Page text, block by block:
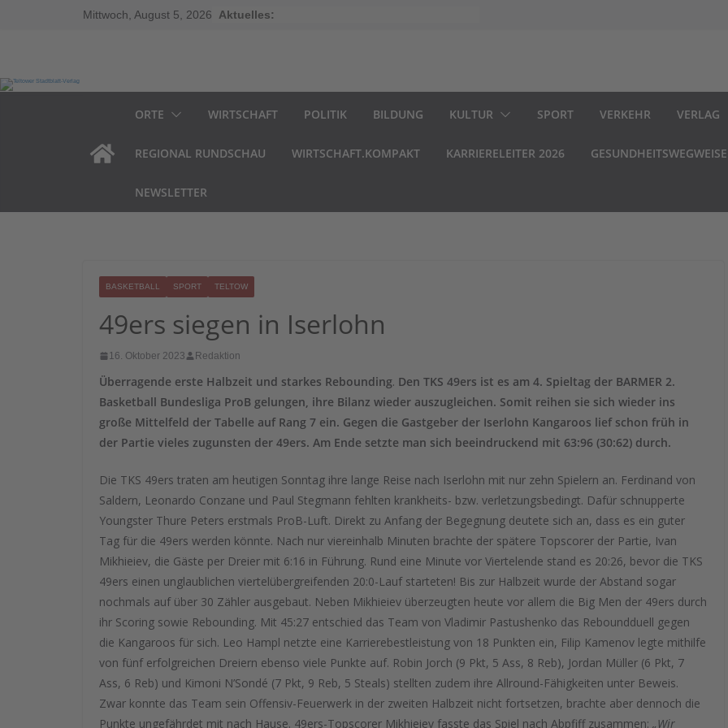
Mittwoch, August 5, 2026 Aktuelles:
ORTE WIRTSCHAFT POLITIK BILDUNG KULTUR SPORT VERKEHR VERLAG
REGIONAL RUNDSCHAU WIRTSCHAFT.KOMPAKT KARRIERELEITER 2026
NEWSLETTER
BASKETBALL SPORT TELTOW
49ers siegen in Iserlohn
16. Oktober 2023 Redaktion
Überragende erste Halbzeit und starkes Rebounding. Den TKS 49ers ist es am 4. Spieltag der BARMER 2.
Basketball Bundesliga ProB gelungen, ihre Bilanz wieder auszugleichen. Somit reihen sie sich wieder ins
große Mittelfeld der Tabelle auf Rang 7 ein. Gegen die Gastgeber der Iserlohn Kangaroos lief schon früh in
der Partie vieles zugunsten der 49ers. Am Ende setzte man sich beeindruckend mit 63:96 (30:62) durch.
Die TKS 49ers traten am heutigen Sonntag ihre lange Reise nach Iserlohn mit nur zehn Spielern an. Ferdinand von
Saldern, Leonardo Conzane und Paul Stegmann fehlten krankheits- bzw. verletzungsbedingt. Dafür schnupperte
Youngster Thure Peters erstmals ProB-Luft. Direkt zu Anfang der Begegnung deutete sich an, dass es ein guter
Tag für die 49ers werden könnte. Nach nur viereinhalb Minuten brachte der spätere Topscorer der Partie, Ivan
Mikhieiev, die Gäste per Dreier mit 6:16 in Führung. Rund eine Minute vor Viertelende stand es 20:26, bevor die TKS
49ers einen unglaublichen viertelübergreifenden 20:0-Lauf starteten! Bis zur Halbzeit wurde der Abstand sogar
nochmals auf über 30 Zähler ausgebaut. Neben Mikhieiev überzeugten heute vor allem die Big Men der 49ers durch
ihr Scoring sowie Rebounding. Mit 45:27 entschied das Team von Vladimir Pastushenko das Reboundduell gegen
die Kangaroos für sich. Leo Hampl netzte eine Karrierebestleistung von 18 Punkten ein, Filip Kamenov legte mithilfe
von fünf erfolgreichen Dreiern ebenso viele Punkte auf. Robin Jorch (9 Pkt, 5 Ass, 8 Reb), Jordan Müller (6 Pkt, 7
Ass, 6 Reb) und Kimoni N’Sondé (7 Pkt, 9 Reb, 5 Steals) stellten zudem ihre Allround-Fähigkeiten unter Beweis.
Zwar konnte das Team sein Offensiv-Feuerwerk in der zweiten Halbzeit nicht fortsetzen, brachte aber dennoch die
Punkte ungefährdet mit nach Hause. 49ers-Topscorer Mikhieiev fasste das Spiel nach Abpfiff zusammen: „Wir